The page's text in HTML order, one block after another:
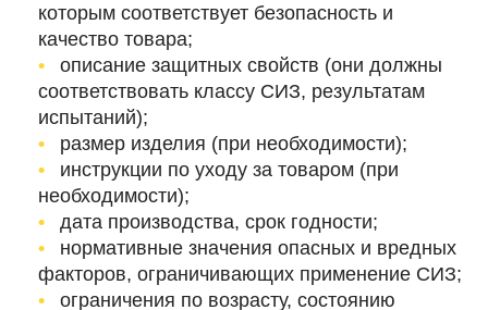
которым соответствует безопасность и
качество товара;
описание защитных свойств (они должны
соответствовать классу СИЗ, результатам
испытаний);
размер изделия (при необходимости);
инструкции по уходу за товаром (при
необходимости);
дата производства, срок годности;
нормативные значения опасных и вредных
факторов, ограничивающих применение СИЗ;
ограничения по возрасту, состоянию